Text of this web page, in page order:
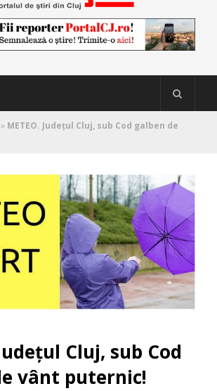
» METEO. Județul Cluj, sub Cod galben de
Cluj, sub Cod
vânt puternic!